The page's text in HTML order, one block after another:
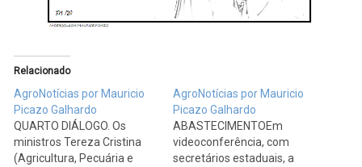
Relacionado
AgroNotícias por Mauricio
Picazo Galhardo
QUARTO DIÁLOGO. Os
ministros Tereza Cristina
(Agricultura, Pecuária e
AgroNotícias por Mauricio
Picazo Galhardo
ABASTECIMENTOEm
videoconferência, com
secretários estaduais, a